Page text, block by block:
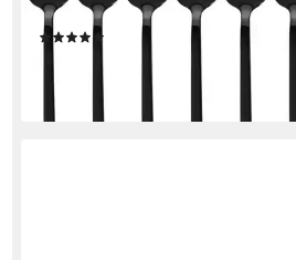
Titan, Serie LISSABON
11,49 €
(1,92 €/ 1 Stk)
lieferbar - in 2-3 Werktagen bei dir